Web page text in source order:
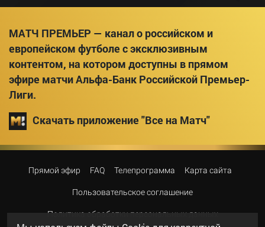
МАТЧ ПРЕМЬЕР — канал о российском и
европейском футболе с эксклюзивным
контентом, на котором доступны в прямом
эфире матчи Альфа-Банк Российской Премьер-
Лиги.
Скачать приложение "Все на Матч"
Прямой эфир FAQ Телепрограмма Карта сайта
Пользовательское соглашение
Политика обработки персональных данных